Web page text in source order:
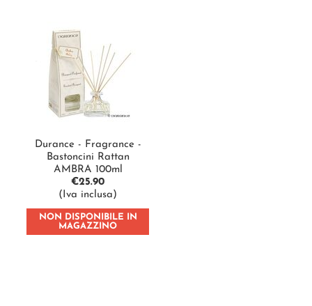
Durance - Fragrance -
Bastoncini Rattan
AMBRA 100ml
€25.90
(Iva inclusa)
NON DISPONIBILE IN
MAGAZZINO